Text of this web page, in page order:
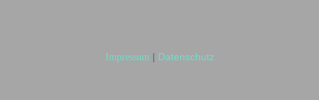
Impressum | Datenschutz